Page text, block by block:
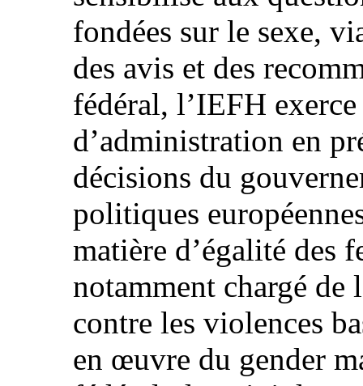
fondées sur le sexe,
des avis et des
fédéral, l’IEFH
d’administration en
décisions du
politiques
matière d’égalité des
notamment chargé
contre les violences
en œuvre du gender